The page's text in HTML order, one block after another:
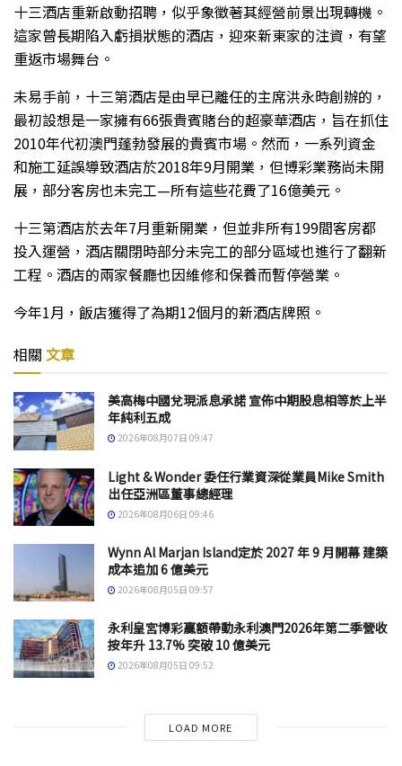
十三酒店重新啟動招聘，似乎象徵著其經營前景出現轉機。
這家曾長期陷入虧損狀態的酒店，迎來新東家的注資，有望
重返市場舞台。
未易手前，十三第酒店是由早已離任的主席洪永時創辦的，
最初設想是一家擁有66張貴賓賭台的超豪華酒店，旨在抓住
2010年代初澳門蓬勃發展的貴賓市場。然而，一系列資金
和施工延誤導致酒店於2018年9月開業，但博彩業務尚未開
展，部分客房也未完工—所有這些花費了16億美元。
十三第酒店於去年7月重新開業，但並非所有199間客房都
投入運營，酒店關閉時部分未完工的部分區域也進行了翻新
工程。酒店的兩家餐廳也因維修和保養而暫停營業。
今年1月，飯店獲得了為期12個月的新酒店牌照。
相關 文章
美高梅中國兌現派息承諾 宣佈中期股息相等於上半
年純利五成
2026年08月07日 09:47
Light & Wonder 委任行業資深從業員Mike Smith
出任亞洲區董事總經理
2026年08月06日 09:46
Wynn Al Marjan Island定於 2027 年 9 月開幕 建築
成本追加 6 億美元
2026年08月05日 09:57
永利皇宮博彩贏額帶動永利澳門2026年第二季營收
按年升 13.7% 突破 10 億美元
2026年08月05日 09:52
LOAD MORE